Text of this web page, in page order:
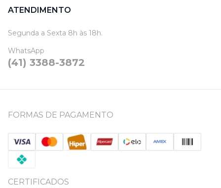
ATENDIMENTO
Segunda a Sexta 8h às 18h.
WhatsApp
(41) 3388-3872
FORMAS DE PAGAMENTO
CERTIFICADOS